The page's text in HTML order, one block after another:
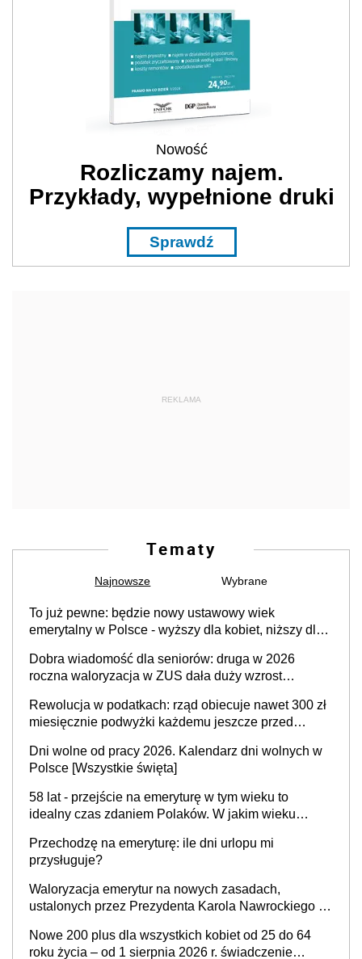
Nowość
Rozliczamy najem.
Przykłady, wypełnione druki
Sprawdź
REKLAMA
Tematy
Najnowsze Wybrane
To już pewne: będzie nowy ustawowy wiek
emerytalny w Polsce - wyższy dla kobiet, niższy dla
Dobra wiadomość dla seniorów: druga w 2026
roczna waloryzacja w ZUS dała duży wzrost
Rewolucja w podatkach: rząd obiecuje nawet 300 zł
miesięcznie podwyżki każdemu jeszcze przed
Dni wolne od pracy 2026. Kalendarz dni wolnych w
Polsce [Wszystkie święta]
58 lat - przejście na emeryturę w tym wieku to
idealny czas zdaniem Polaków. W jakim wieku
Przechodzę na emeryturę: ile dni urlopu mi
przysługuje?
Waloryzacja emerytur na nowych zasadach,
ustalonych przez Prezydenta Karola Nawrockiego –
podwyżka świadczeń?
Nowe 200 plus dla wszystkich kobiet od 25 do 64
roku życia – od 1 sierpnia 2026 r. świadczenie